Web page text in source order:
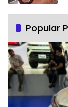
Popular